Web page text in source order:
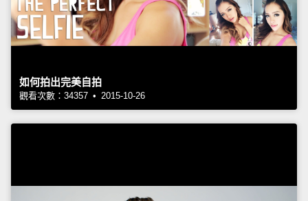
如何拍出完美自拍
觀看次數：34357 • 2015-10-26